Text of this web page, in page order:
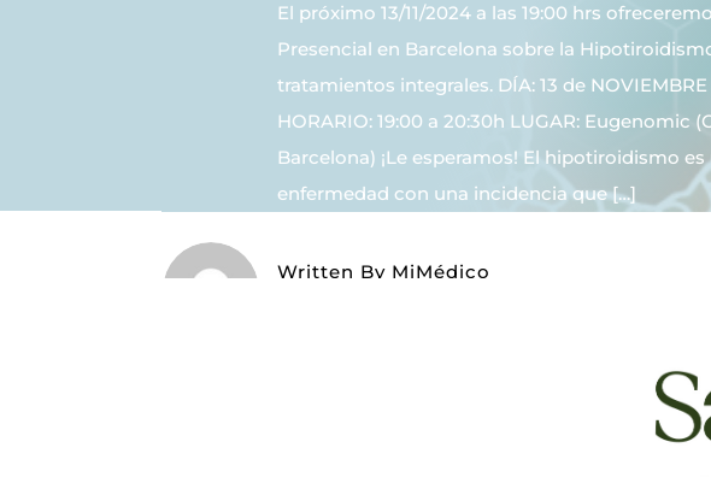
El próximo 13/11/2024 a las 19:00 hrs
Presencial en Barcelona sobre la
tratamientos integrales. DÍA: 13 de
HORARIO: 19:00 a 20:30h LUGAR: Eugenomic
Barcelona) ¡Le esperamos! El hipotiroidismo es
enfermedad con una incidencia que […]
Written By MiMédico